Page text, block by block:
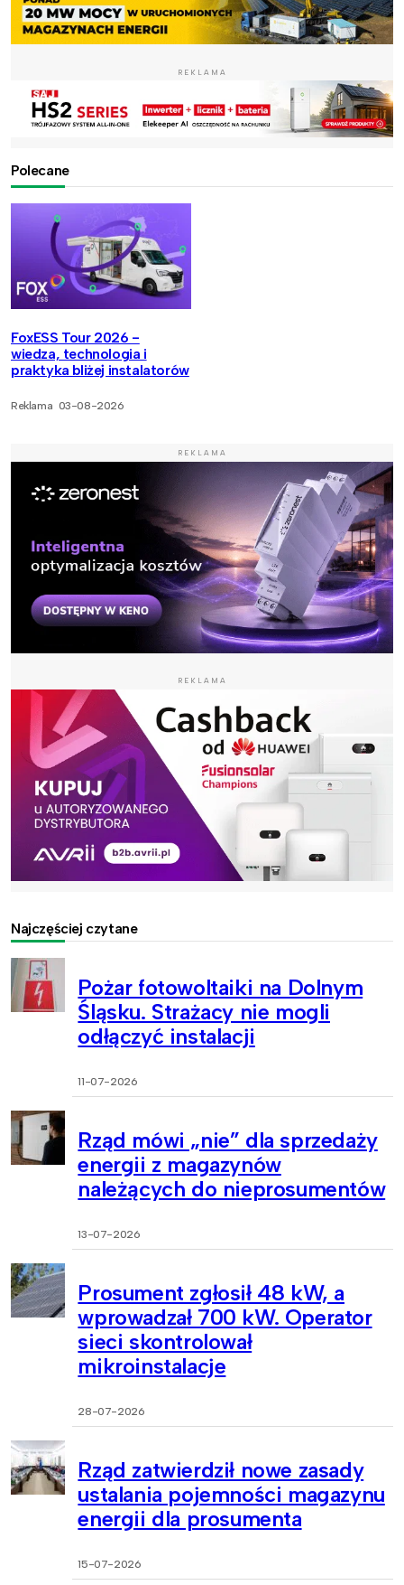
REKLAMA
Polecane
FoxESS Tour 2026 -
wiedza, technologia i
praktyka bliżej instalatorów
Reklama 03-08-2026
REKLAMA
REKLAMA
Najczęściej czytane
Pożar fotowoltaiki na Dolnym
Śląsku. Strażacy nie mogli
odłączyć instalacji
11-07-2026
Rząd mówi „nie” dla sprzedaży
energii z magazynów
należących do nieprosumentów
13-07-2026
Prosument zgłosił 48 kW, a
wprowadzał 700 kW. Operator
sieci skontrolował
mikroinstalacje
28-07-2026
Rząd zatwierdził nowe zasady
ustalania pojemności magazynu
energii dla prosumenta
15-07-2026